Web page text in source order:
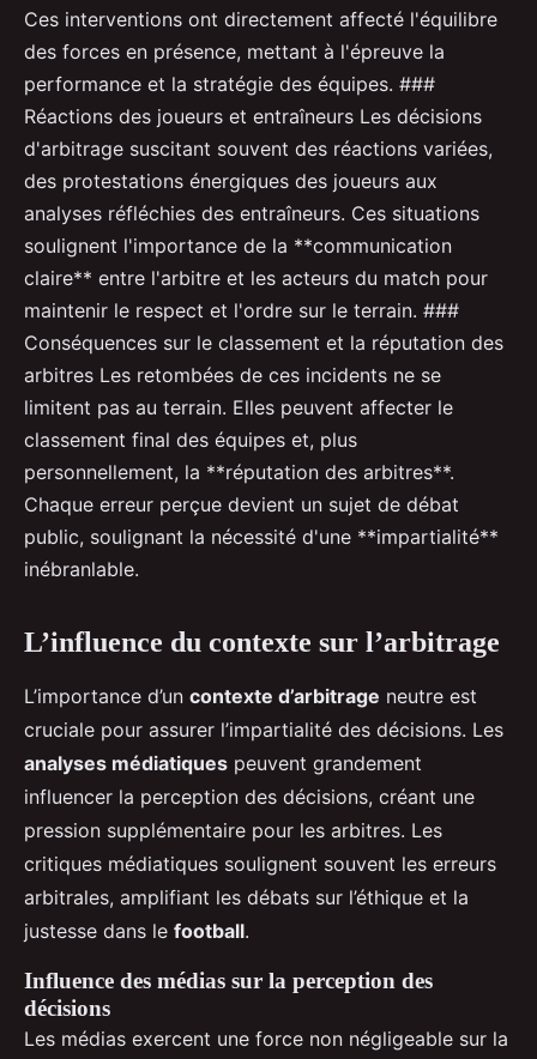
Ces interventions ont directement affecté l'équilibre
des forces en présence, mettant à l'épreuve la
performance et la stratégie des équipes. ###
Réactions des joueurs et entraîneurs Les décisions
d'arbitrage suscitant souvent des réactions variées,
des protestations énergiques des joueurs aux
analyses réfléchies des entraîneurs. Ces situations
soulignent l'importance de la **communication
claire** entre l'arbitre et les acteurs du match pour
maintenir le respect et l'ordre sur le terrain. ###
Conséquences sur le classement et la réputation des
arbitres Les retombées de ces incidents ne se
limitent pas au terrain. Elles peuvent affecter le
classement final des équipes et, plus
personnellement, la **réputation des arbitres**.
Chaque erreur perçue devient un sujet de débat
public, soulignant la nécessité d'une **impartialité**
inébranlable.
L’influence du contexte sur l’arbitrage
L’importance d’un contexte d’arbitrage neutre est
cruciale pour assurer l’impartialité des décisions. Les
analyses médiatiques peuvent grandement
influencer la perception des décisions, créant une
pression supplémentaire pour les arbitres. Les
critiques médiatiques soulignent souvent les erreurs
arbitrales, amplifiant les débats sur l’éthique et la
justesse dans le football.
Influence des médias sur la perception des
décisions
Les médias exercent une force non négligeable sur la